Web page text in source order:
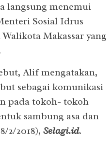
langsung menemui
Sosial Idrus
Makassar yang
Alif mengatakan,
sebagai komunikasi
pada tokoh- tokoh
sambung asa dan
2/2018), Selagi.id.